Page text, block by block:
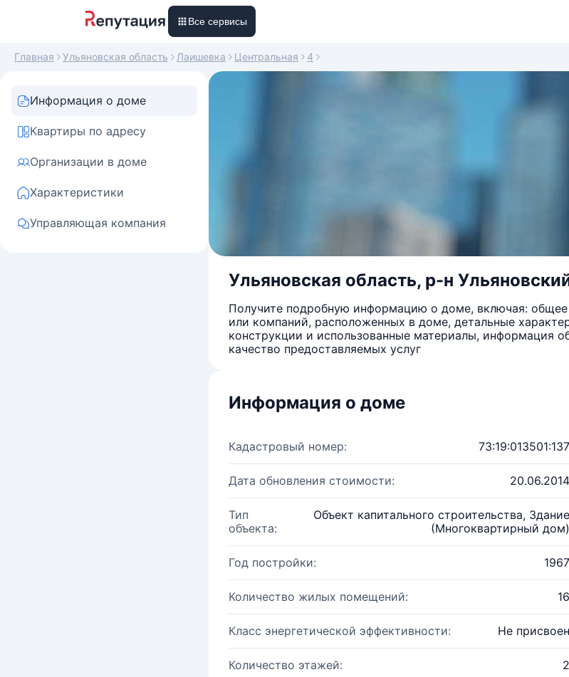
Все сервисы
Главная Ульяновская область Лаишевка Центральная 4
Информация о доме
Квартиры по адресу
Организации в доме
Характеристики
Управляющая компания
Ульяновская область, р-н
Получите подробную информацию о доме, включая: общее
или компаний, расположенных в доме, детальные
конструкции и использованные материалы, информация
качество предоставляемых услуг
Информация о доме
Кадастровый номер: 73:19:013501:137
Дата обновления стоимости: 20.06.2014
Тип
объекта:
Объект капитального строительства, Здание
(Многоквартирный дом)
Год постройки: 1967
Количество жилых помещений: 16
Класс энергетической эффективности: Не присвоен
Количество этажей: 2